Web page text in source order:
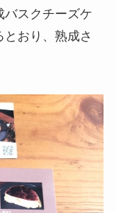
バスクチーズケ
おり、熟成さ